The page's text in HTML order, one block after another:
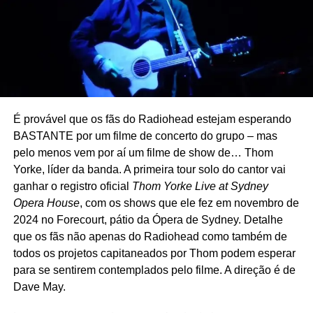
restará no corte final!
Apenas algumas dezenas de pessoas (aparentemente
não tão) afortunadas conseguiram assisti-lo, pois ele só
foi exibido oficialmente três vezes. A primeira foi em 2010
no badalado festival de Cannes. Van Damme pediu para
passar
cinema e distribuidores, na esperança que alguém fosse
se interessar em lançá-lo mundialmente. Mas a resposta
foi a pior possível: a crítica desceu o malho e, claro,
ninguém quis investir nessa canoa furada. O que nos leva
à segunda pergunta, sobre o porquê da demora.
Van Damme investiu US$ 5 milhões em sua menina dos
olhos. Mas, assustado com o fracasso iminente, gastou
mais US$ 3 milhões rodando cenas adicionais na
Bulgária, colocou mais ação (uma das maiores
reclamações que fizeram a respeito de
É provável que os fãs do Radiohead estejam esperando
BASTANTE por um filme de concerto do grupo – mas
pelo menos vem por aí um filme de show de… Thom
Yorke, líder da banda. A primeira tour solo do cantor vai
ganhar o registro oficial Thom Yorke Live at Sydney
Opera House, com os shows que ele fez em novembro de
2024 no Forecourt, pátio da Ópera de Sydney. Detalhe
que os fãs não apenas do Radiohead como também de
todos os projetos capitaneados por Thom podem esperar
para se sentirem contemplados pelo filme. A direção é de
Dave May.